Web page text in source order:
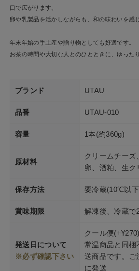
口で広がります。
卵や乳製品を活かしながらも、和の味わいを感
年末年始の手土産や贈り物としても好適です。
お茶の時間や大切な人とのひとときに、ゆった
ブランド UTAU
品番 UTAU-010
容量 1本(約360g)
原材料
クリームチーズ
卵、酒粕、生ク
保存方法 要冷蔵(10℃以
賞味期限 解凍後、冷蔵で
発送日について
※必ず確認下さい
クール便(+¥270)
常温商品と同梱
送商品です。ご
に発送